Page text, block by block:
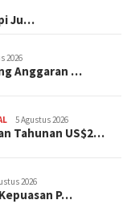
Ju…
2026
Anggaran …
5 Agustus 2026
Tahunan US$2…
2026
P…